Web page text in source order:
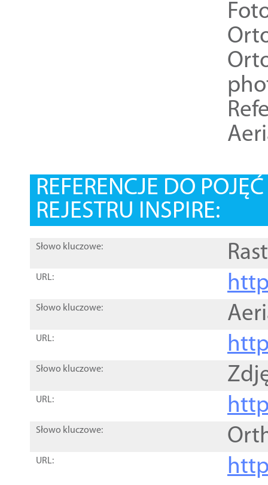
REFERENCJE DO
REJESTRU INSPIRE:
Słowo kluczowe:
URL:
Słowo kluczowe:
URL:
Słowo kluczowe:
URL:
Słowo kluczowe:
URL: